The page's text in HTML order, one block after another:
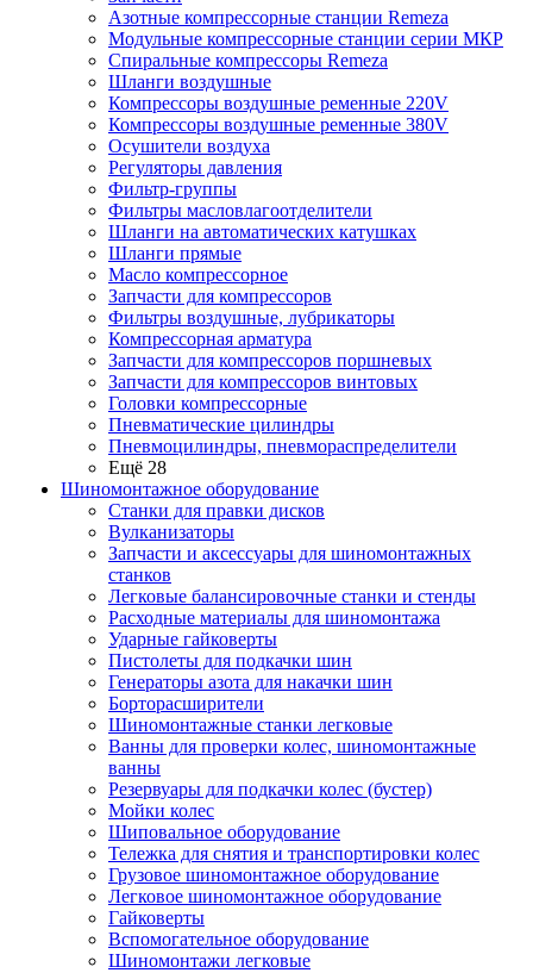
Азотные компрессорные станции Remeza
Модульные компрессорные станции серии МКР
Спиральные компрессоры Remeza
Шланги воздушные
Компрессоры воздушные ременные 220V
Компрессоры воздушные ременные 380V
Осушители воздуха
Регуляторы давления
Фильтр-группы
Фильтры масловлагоотделители
Шланги на автоматических катушках
Шланги прямые
Масло компрессорное
Запчасти для компрессоров
Фильтры воздушные, лубрикаторы
Компрессорная арматура
Запчасти для компрессоров поршневых
Запчасти для компрессоров винтовых
Головки компрессорные
Пневматические цилиндры
Пневмоцилиндры, пневмораспределители
Ещё 28
Шиномонтажное оборудование
Станки для правки дисков
Вулканизаторы
Запчасти и аксессуары для шиномонтажных
станков
Легковые балансировочные станки и стенды
Расходные материалы для шиномонтажа
Ударные гайковерты
Пистолеты для подкачки шин
Генераторы азота для накачки шин
Борторасширители
Шиномонтажные станки легковые
Ванны для проверки колес, шиномонтажные
ванны
Резервуары для подкачки колес (бустер)
Мойки колес
Шиповальное оборудование
Тележка для снятия и транспортировки колес
Грузовое шиномонтажное оборудование
Легковое шиномонтажное оборудование
Гайковерты
Вспомогательное оборудование
Шиномонтажи легковые